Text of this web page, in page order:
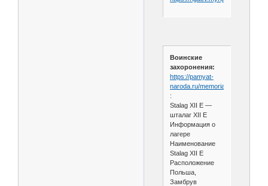
Воинские
захоронения:
https://pamyat-
naroda.ru/memorial/camp/1335
:
Stalag XII E —
шталаг XII E
Информация о
лагере
Наименование
Stalag XII E
Расположение
Польша,
Замбрув